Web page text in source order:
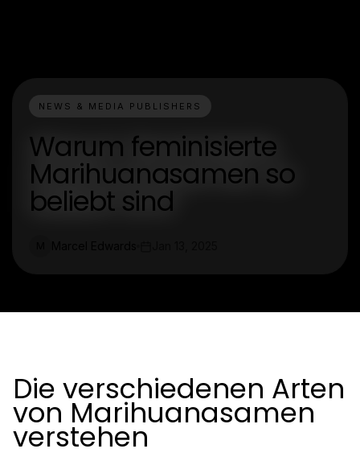
NEWS & MEDIA PUBLISHERS
Warum feminisierte
Marihuanasamen so
beliebt sind
Die verschiedenen Arten
von Marihuanasamen
verstehen